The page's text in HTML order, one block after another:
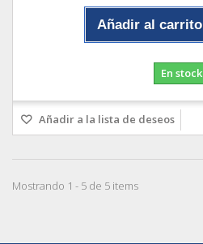
Añadir al carrito
En stock
Añadir a la lista de deseos
Mostrando 1 - 5 de 5 items